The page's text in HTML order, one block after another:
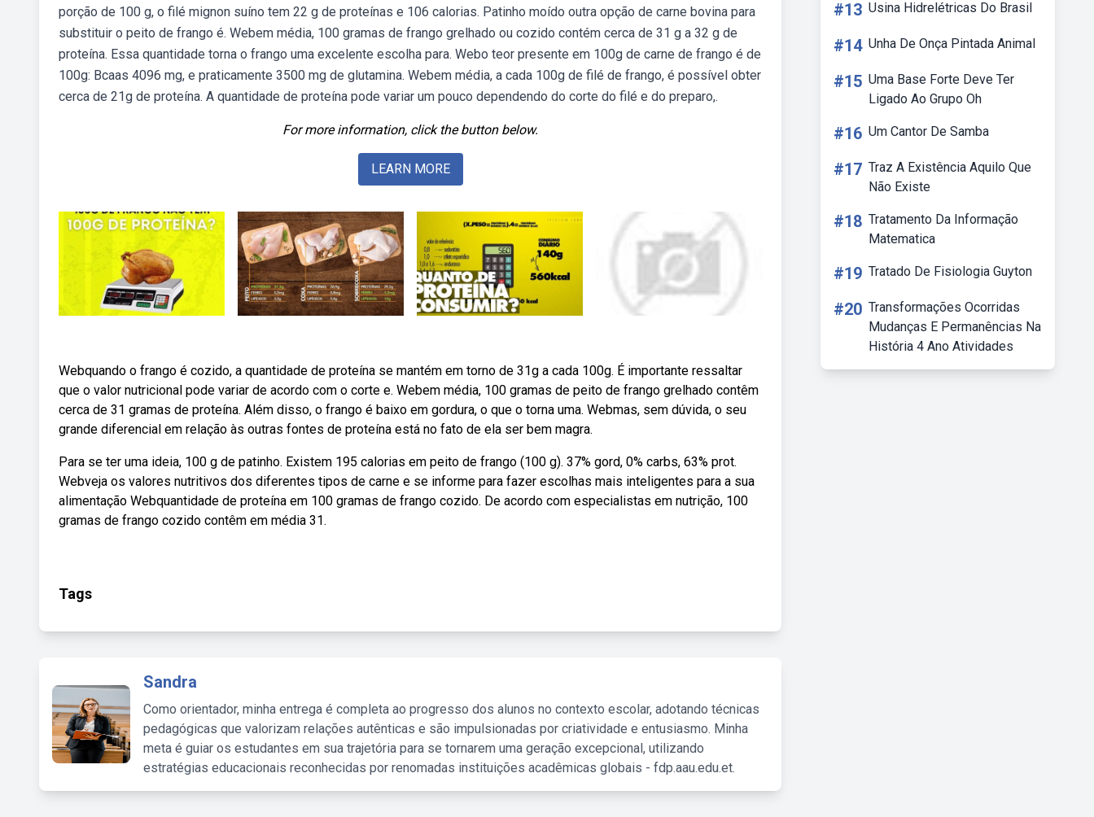
porção de 100 g, o filé mignon suíno tem 22 g de proteínas e 106 calorias. Patinho moído outra opção de carne bovina para
substituir o peito de frango é. Webem média, 100 gramas de frango grelhado ou cozido contém cerca de 31 g a 32 g de
proteína. Essa quantidade torna o frango uma excelente escolha para. Webo teor presente em 100g de carne de frango é de
100g: Bcaas 4096 mg, e praticamente 3500 mg de glutamina. Webem média, a cada 100g de filé de frango, é possível obter
cerca de 21g de proteína. A quantidade de proteína pode variar um pouco dependendo do corte do filé e do preparo,.
For more information, click the button below.
LEARN MORE
Webquando o frango é cozido, a quantidade de proteína se mantém em torno de 31g a cada 100g. É importante ressaltar
que o valor nutricional pode variar de acordo com o corte e. Webem média, 100 gramas de peito de frango grelhado contêm
cerca de 31 gramas de proteína. Além disso, o frango é baixo em gordura, o que o torna uma. Webmas, sem dúvida, o seu
grande diferencial em relação às outras fontes de proteína está no fato de ela ser bem magra.
Para se ter uma ideia, 100 g de patinho. Existem 195 calorias em peito de frango (100 g). 37% gord, 0% carbs, 63% prot.
Webveja os valores nutritivos dos diferentes tipos de carne e se informe para fazer escolhas mais inteligentes para a sua
alimentação Webquantidade de proteína em 100 gramas de frango cozido. De acordo com especialistas em nutrição, 100
gramas de frango cozido contêm em média 31.
Tags
Sandra
Como orientador, minha entrega é completa ao progresso dos alunos no contexto escolar, adotando técnicas
pedagógicas que valorizam relações autênticas e são impulsionadas por criatividade e entusiasmo. Minha
meta é guiar os estudantes em sua trajetória para se tornarem uma geração excepcional, utilizando
estratégias educacionais reconhecidas por renomadas instituições acadêmicas globais - fdp.aau.edu.et.
#13 Usina Hidrelétricas Do Brasil
#14 Unha De Onça Pintada Animal
#15 Uma Base Forte Deve Ter
Ligado Ao Grupo Oh
#16 Um Cantor De Samba
#17 Traz A Existência Aquilo Que
Não Existe
#18 Tratamento Da Informação
Matematica
#19 Tratado De Fisiologia Guyton
#20 Transformações Ocorridas
Mudanças E Permanências Na
História 4 Ano Atividades